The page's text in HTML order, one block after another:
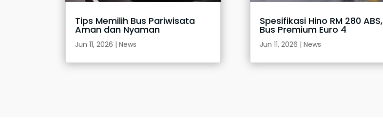
Tips Memilih Bus Pariwisata
Aman dan Nyaman
Jun 11, 2026 |News
Spesifikasi Hino RM 280 ABS,
Bus Premium Euro 4
Jun 11, 2026 | News